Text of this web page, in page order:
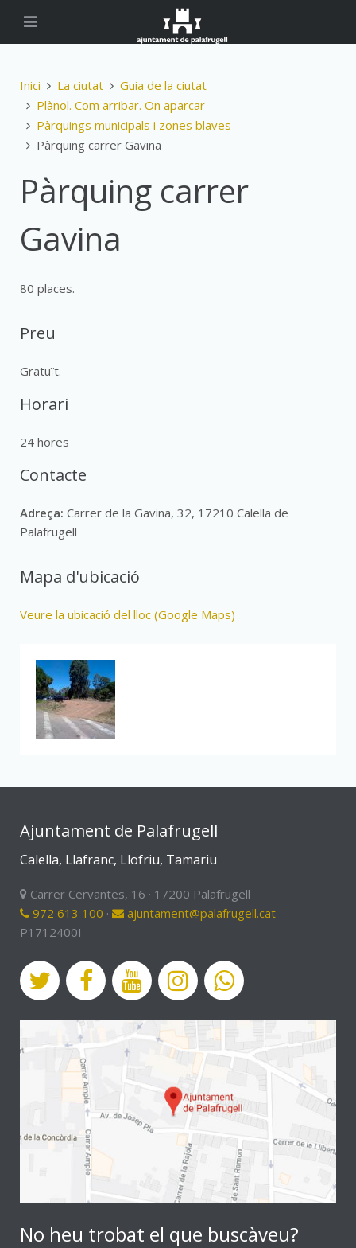
Inici La ciutat
Guia de la ciutat
Plànol. Com arribar. On aparcar
Pàrquings municipals i zones blaves
Pàrquing carrer Gavina
Pàrquing carrer
Gavina
80 places.
Preu
Gratuït.
Horari
24 hores
Contacte
Adreça: Carrer de la Gavina, 32, 17210 Calella de
Palafrugell
Mapa d'ubicació
Veure la ubicació del lloc (Google Maps)
Ajuntament de Palafrugell
Calella, Llafranc, Llofriu, Tamariu
Carrer Cervantes, 16 · 17200 Palafrugell
972 613 100 ·
ajuntament@palafrugell.cat
P1712400I
No heu trobat el que buscàveu?